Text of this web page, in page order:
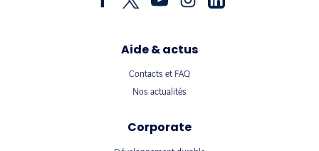
Aide & actus
Contacts et FAQ
Nos actualités
Corporate